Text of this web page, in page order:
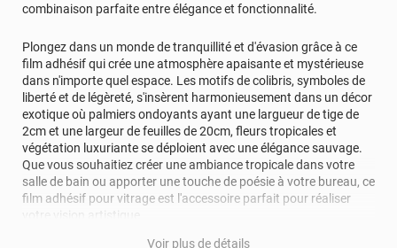
combinaison parfaite entre élégance et fonctionnalité.
Plongez dans un monde de tranquillité et d'évasion grâce à ce
film adhésif qui crée une atmosphère apaisante et mystérieuse
dans n'importe quel espace. Les motifs de colibris, symboles de
liberté et de légèreté, s'insèrent harmonieusement dans un décor
exotique où palmiers ondoyants ayant une largueur de tige de
2cm et une largeur de feuilles de 20cm, fleurs tropicales et
végétation luxuriante se déploient avec une élégance sauvage.
Que vous souhaitiez créer une ambiance tropicale dans votre
salle de bain ou apporter une touche de poésie à votre bureau, ce
film adhésif pour vitrage est l'accessoire parfait pour réaliser
Voir plus de détails